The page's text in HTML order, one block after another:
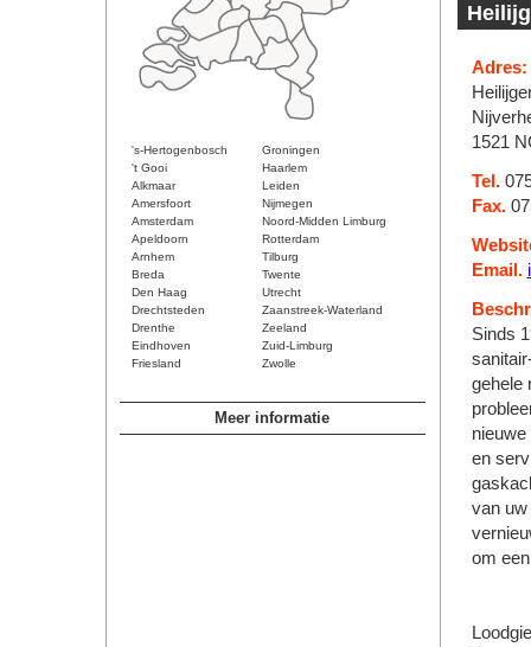
's-Hertogenbosch
Groningen
't Gooi
Haarlem
Alkmaar
Leiden
Amersfoort
Nijmegen
Amsterdam
Noord-Midden Limburg
Apeldoorn
Rotterdam
Arnhem
Tilburg
Breda
Twente
Den Haag
Utrecht
Drechtsteden
Zaanstreek-Waterland
Drenthe
Zeeland
Eindhoven
Zuid-Limburg
Friesland
Zwolle
Meer informatie
Adres:
1521
Tel.
Fax.
Email.
Sinds
gehele
en
van uw
om